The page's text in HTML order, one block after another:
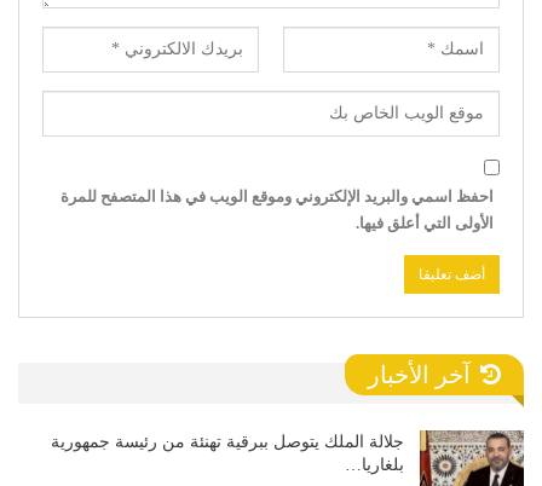
احفظ اسمي والبريد الإلكتروني وموقع الويب في هذا المتصفح للمرة
الأولى التي أعلق فيها.
آخر الأخبار
جلالة الملك يتوصل ببرقية تهنئة من رئيسة جمهورية
بلغاريا…